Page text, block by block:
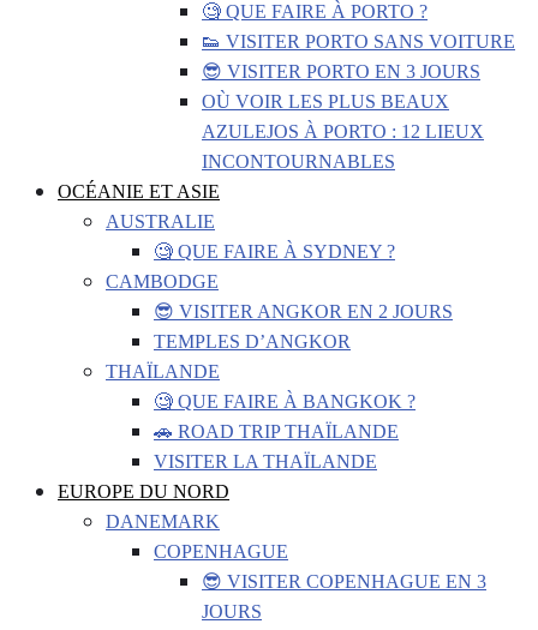
🧐 QUE FAIRE À PORTO ?
👟 VISITER PORTO SANS VOITURE
😎 VISITER PORTO EN 3 JOURS
OÙ VOIR LES PLUS BEAUX
AZULEJOS À PORTO : 12 LIEUX
INCONTOURNABLES
OCÉANIE ET ASIE
AUSTRALIE
🧐 QUE FAIRE À SYDNEY ?
CAMBODGE
😎 VISITER ANGKOR EN 2 JOURS
TEMPLES D’ANGKOR
THAÏLANDE
🧐 QUE FAIRE À BANGKOK ?
🚗 ROAD TRIP THAÏLANDE
VISITER LA THAÏLANDE
EUROPE DU NORD
DANEMARK
COPENHAGUE
😎 VISITER COPENHAGUE EN 3
JOURS